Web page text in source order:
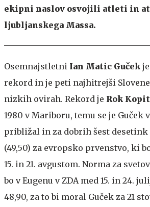
ekipni naslov osvojili atleti in
ljubljanskega Massa.
Osemnajstletni Ian Matic Guček
rekord in je peti najhitrejši
nizkih ovirah. Rekord je Rok
1980 v Mariboru, temu se je Guček
približal in za dobrih šest desetink
(49,50) za evropsko prvenstvo, ki
15. in 21. avgustom. Norma za
bo v Eugenu v ZDA med 15. in 24.
48,90, za to bi moral Guček za 21